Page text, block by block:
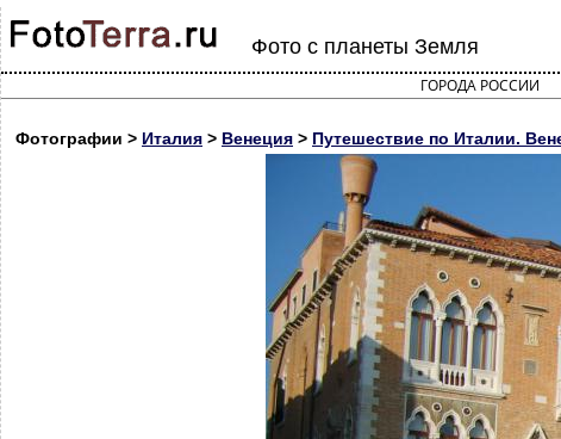
Фото с планеты Земля
ГОРОДА РОССИИ
Фотографии > Италия > Венеция > Путешествие по Италии.